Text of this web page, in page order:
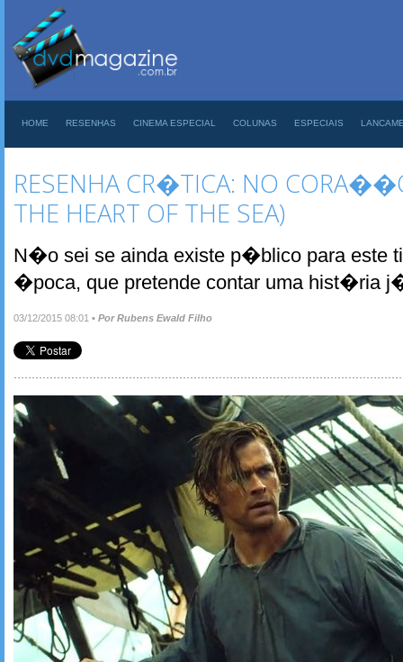
HOME RESENHAS CINEMA ESPECIAL COLUNAS ESPECIAIS
RESENHA CR�TICA: NO
THE HEART OF THE SEA)
N�o sei se ainda existe p�blico para este
�poca, que pretende contar uma hist�ria
03/12/2015 08:01 • Por Rubens Ewald Filho